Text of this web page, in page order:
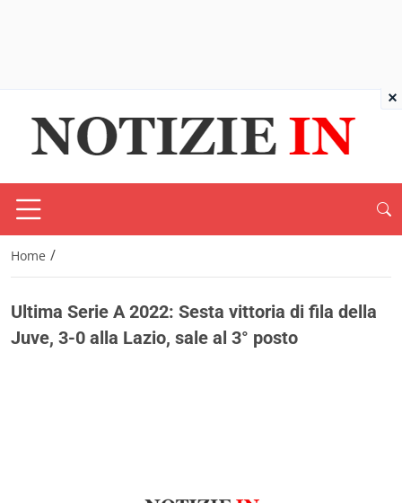
Home /
Ultima Serie A 2022: Sesta vittoria di fila della
Juve, 3-0 alla Lazio, sale al 3° posto
×